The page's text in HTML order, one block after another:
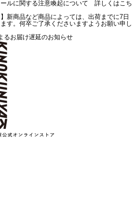
ールに関する注意喚起について 詳しくはこち
新商品など商品によっては、出荷までに7日
す。何卒ご了承くださいますようお願い申し
るお届け遅延のお知らせ